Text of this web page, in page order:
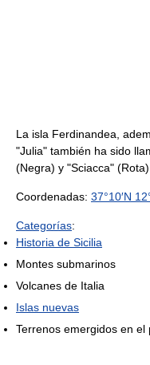
La isla Ferdinandea,
"Julia" también ha sido
(Negra) y "Sciacca"
Coordenadas: 37°10′N
Categorías:
Historia de Sicilia
Montes submarinos
Volcanes de Italia
Islas nuevas
Terrenos emergidos en el